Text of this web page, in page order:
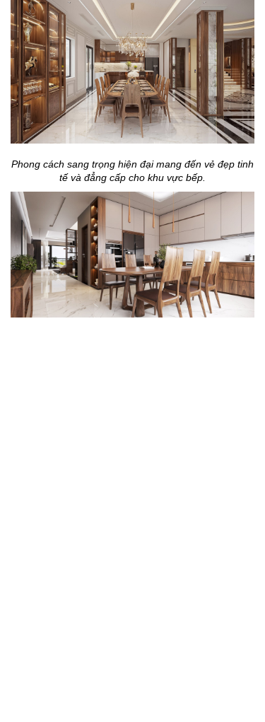
Phong cách sang trọng hiện đại mang đến vẻ đẹp tinh
tế và đẳng cấp cho khu vực bếp.